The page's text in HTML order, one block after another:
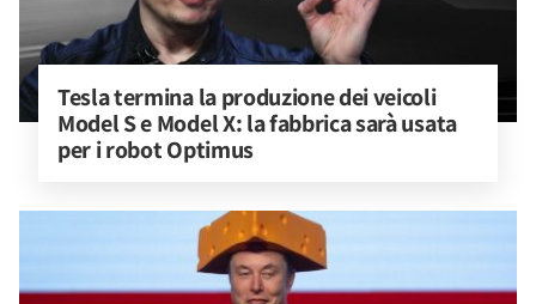
Tesla termina la produzione dei veicoli
Model S e Model X: la fabbrica sarà usata
per i robot Optimus